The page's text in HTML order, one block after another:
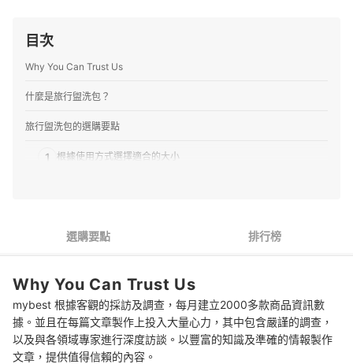
目次
Why You Can Trust Us
什麼是旅行盥洗包？
旅行盥洗包的選購要點
1 根據使用方式選擇適合的大小
推薦十大旅行盥洗包人氣排行榜
旅遊必備的實用包款
結論
選購要點 排行榜
Why You Can Trust Us
mybest 根據客觀的採訪及調查，每月建立2000多款商品資訊數
據。並且在每篇文章製作上投入大量心力，其中包含嚴謹的調查，
以及與各領域專家進行深度訪談。以豐富的知識及準確的情報製作
文章，提供值得信賴的內容。